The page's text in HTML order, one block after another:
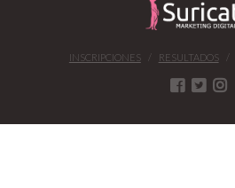
INSCRIPCIONES RESULTADOS